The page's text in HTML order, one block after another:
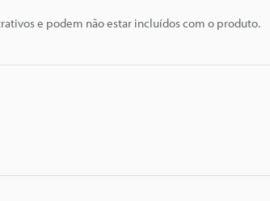
e podem não estar incluídos com o produto.